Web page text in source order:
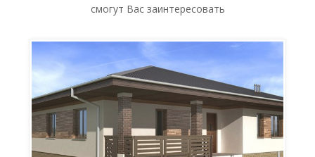
смогут Вас заинтересовать